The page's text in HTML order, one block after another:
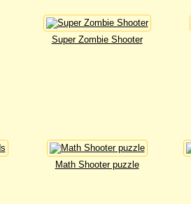
Super Zombie Shooter
Math Shooter puzzle